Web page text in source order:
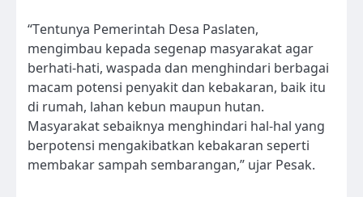
“Tentunya Pemerintah Desa Paslaten,
mengimbau kepada segenap masyarakat agar
berhati-hati, waspada dan menghindari berbagai
macam potensi penyakit dan kebakaran, baik itu
di rumah, lahan kebun maupun hutan.
Masyarakat sebaiknya menghindari hal-hal yang
berpotensi mengakibatkan kebakaran seperti
membakar sampah sembarangan,” ujar Pesak.